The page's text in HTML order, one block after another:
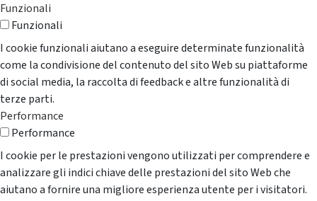
Funzionali
Funzionali
I cookie funzionali aiutano a eseguire determinate funzionalità
come la condivisione del contenuto del sito Web su piattaforme
di social media, la raccolta di feedback e altre funzionalità di
terze parti.
Performance
Performance
I cookie per le prestazioni vengono utilizzati per comprendere e
analizzare gli indici chiave delle prestazioni del sito Web che
aiutano a fornire una migliore esperienza utente per i visitatori.